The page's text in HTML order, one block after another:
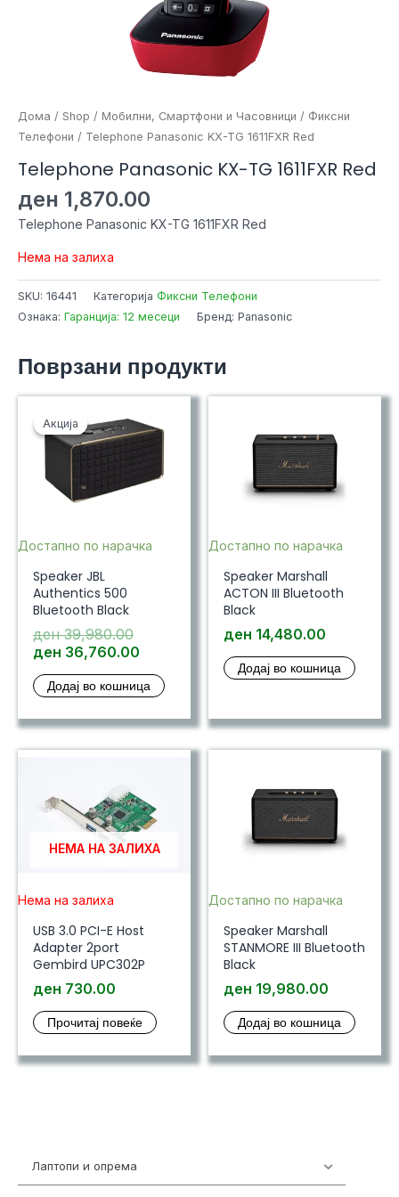
Лаптопи и опрема
Дома / Shop / Мобилни, Смартфони и Часовници / Фиксни
Телефони / Telephone Panasonic KX-TG 1611FXR Red
Telephone Panasonic KX-TG 1611FXR Red
ден 1,870.00
Telephone Panasonic KX-TG 1611FXR Red
Нема на залиха
SKU: 16441 Категорија Фиксни Телефони
Ознака: Гаранција: 12 месеци Бренд: Panasonic
Поврзани продукти
Акција
Акција
Достапно по нарачка
Speaker JBL
Authentics 500
Bluetooth Black
ден39,980.00Original
price
ден 39,980.00.
ден 36,760.00Current
is:
Додај во кошница
Достапно по нарачка
Speaker Marshall
ACTON III Bluetooth
Black
ден 14,480.00
Додај во кошница
НЕМА НА ЗАЛИХА
Нема на залиха
USB 3.0 PCI-E Host
Adapter 2port
Gembird UPC302P
ден 730.00
Прочитај повеќе
Достапно по нарачка
Speaker Marshall
STANMORE III Bluetooth
Black
ден 19,980.00
Додај во кошница